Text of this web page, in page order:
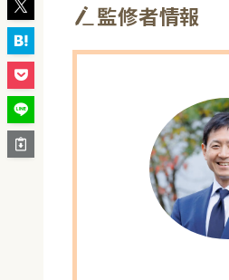
監修者情報